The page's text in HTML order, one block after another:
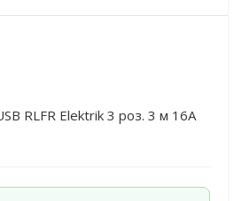
RLFR Elektrik 3 роз. 3 м 16А